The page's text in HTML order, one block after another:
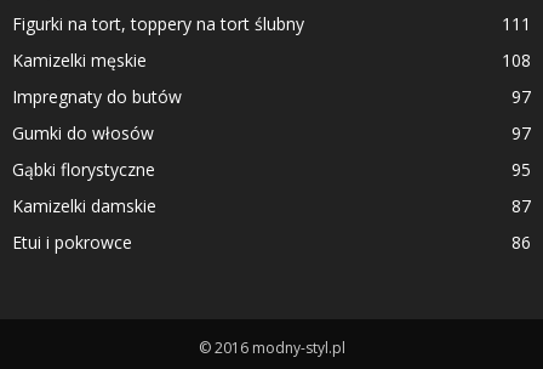
Figurki na tort, toppery na tort ślubny
111
Kamizelki męskie
108
Impregnaty do butów
97
Gumki do włosów
97
Gąbki florystyczne
95
Kamizelki damskie
87
Etui i pokrowce
86
© 2016 modny-styl.pl